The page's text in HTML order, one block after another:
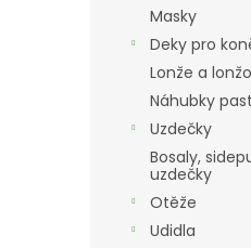
Masky
Deky pro
Lonže a
Náhubky
Uzdečky
Bosaly,
uzdečky
Otěže
Udidla